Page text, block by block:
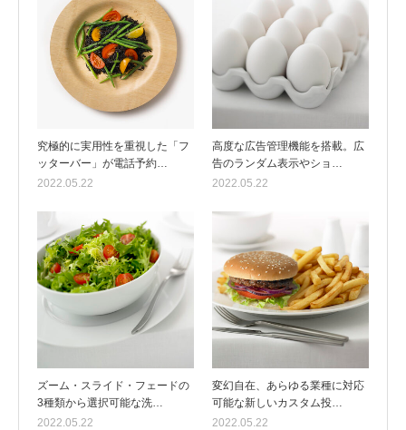
究極的に実用性を重視した「フ
ッターバー」が電話予約…
2022.05.22
高度な広告管理機能を搭載。広
告のランダム表示やショ…
2022.05.22
ズーム・スライド・フェードの
3種類から選択可能な洗…
2022.05.22
変幻自在、あらゆる業種に対応
可能な新しいカスタム投…
2022.05.22